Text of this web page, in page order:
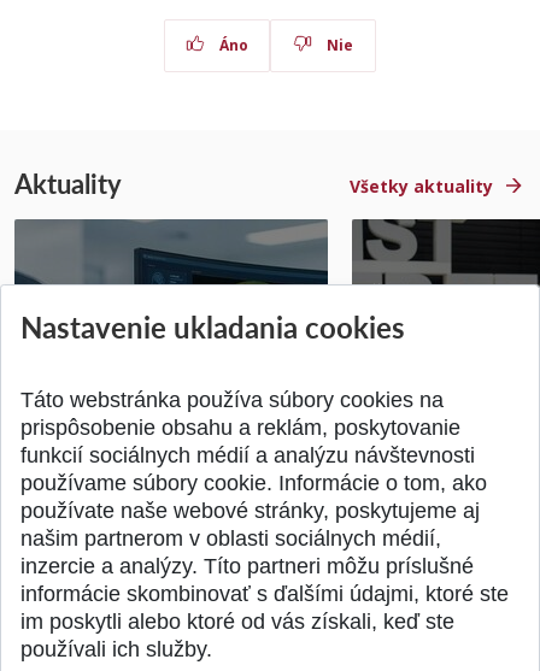
Áno Nie
Aktuality Všetky aktuality
Europe na posilnenie
Študentský tím z
jediný zastupoval
SPÄŤ NA VRCH
Nastavenie ukladania cookies
Táto webstránka používa súbory cookies na
prispôsobenie obsahu a reklám, poskytovanie
funkcií sociálnych médií a analýzu návštevnosti
používame súbory cookie. Informácie o tom, ako
používate naše webové stránky, poskytujeme aj
našim partnerom v oblasti sociálnych médií,
inzercie a analýzy. Títo partneri môžu príslušné
informácie skombinovať s ďalšími údajmi, ktoré ste
im poskytli alebo ktoré od vás získali, keď ste
používali ich služby.